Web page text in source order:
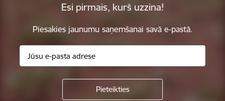
Esi pirmais, kurš uzzina!
Piesakies jaunumu saņemšanai savā e-pastā.